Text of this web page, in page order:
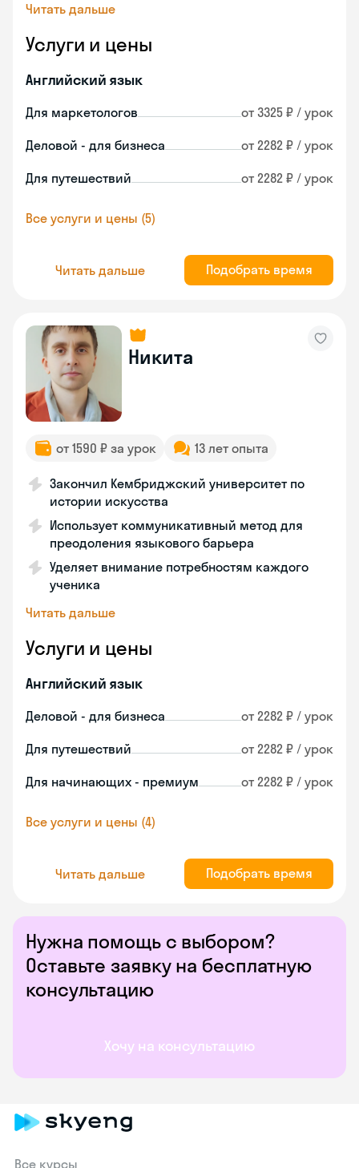
Нужна помощь с выбором?
Оставьте заявку на бесплатную
консультацию
Хочу на консультацию
Читать дальше
Услуги и цены
Английский язык
Для маркетологов от 3325 ₽ / урок
Деловой - для бизнеса от 2282 ₽ / урок
Для путешествий от 2282 ₽ / урок
Все услуги и цены (5)
Читать дальше Подобрать время
Никита
от 1590 ₽ за урок 13 лет опыта
Закончил Кембриджский университет по
истории искусства
Использует коммуникативный метод для
преодоления языкового барьера
Уделяет внимание потребностям каждого
ученика
Читать дальше
Услуги и цены
Английский язык
Деловой - для бизнеса от 2282 ₽ / урок
Для путешествий от 2282 ₽ / урок
Для начинающих - премиум от 2282 ₽ / урок
Все услуги и цены (4)
Читать дальше Подобрать время
Все курсы